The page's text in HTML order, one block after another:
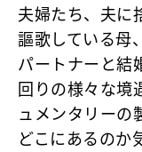
夫婦たち、夫に
謳歌している母
パートナーと結
回りの様々な境
ュメンタリーの
どこにあるのか